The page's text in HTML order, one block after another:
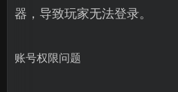
器，导致玩家无法登录。
账号权限问题